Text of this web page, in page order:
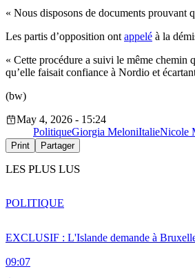
« Nous disposons de documents prouvant
Les partis d’opposition ont appelé à la
« Cette procédure a suivi le même chemin
qu’elle faisait confiance à Nordio et
(bw)
May 4, 2026 - 15:24
PolitiqueGiorgia MeloniItalieNicole
Print Partager
LES PLUS LUS
EXCLUSIF : L'Islande demande à
09:07
POLITIQUE